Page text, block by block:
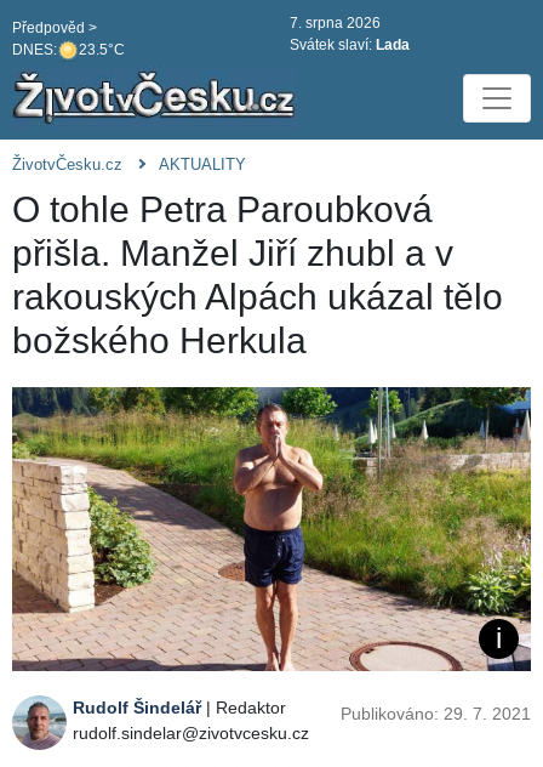
DNES: 23.5°C
Předpověd >
7. srpna 2026
Svátek slaví: Lada
ŽivotvČesku.cz AKTUALITY
O tohle Petra Paroubková
přišla. Manžel Jiří zhubl a v
rakouských Alpách ukázal tělo
božského Herkula
Rudolf Šindelář| Redaktor
rudolf.sindelar@zivotvcesku.cz
Publikováno: 29. 7. 2021